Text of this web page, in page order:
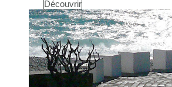
Découvrir